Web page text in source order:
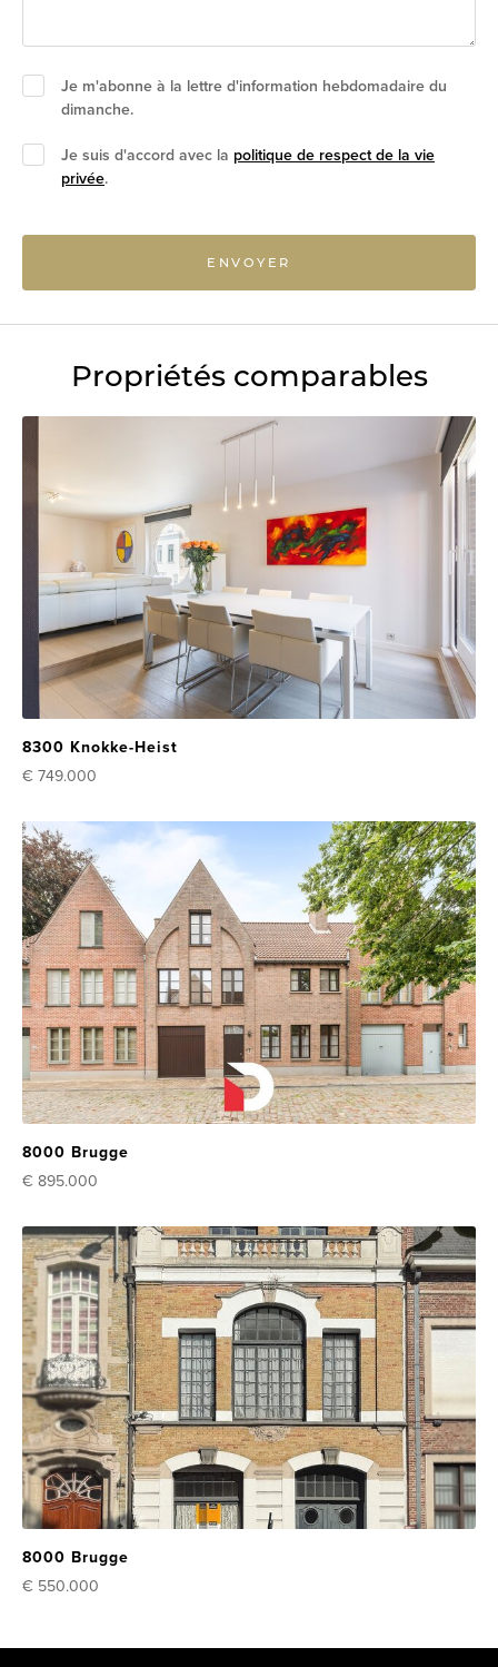
Je m'abonne à la lettre d'information hebdomadaire du
dimanche.
Je suis d'accord avec la politique de respect de la vie
privée.
ENVOYER
Propriétés comparables
8300 Knokke-Heist
€ 749.000
8000 Brugge
€ 895.000
8000 Brugge
€ 550.000